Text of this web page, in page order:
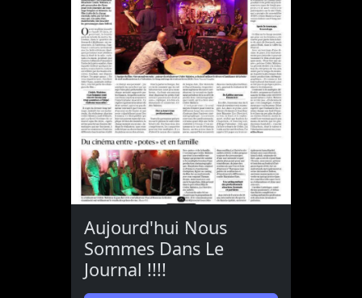
Aujourd'hui Nous
Sommes Dans Le
Journal !!!!